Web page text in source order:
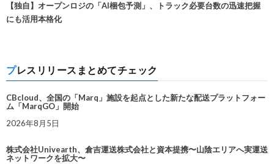
【独自】オープンロジの「AI梱包予測」、トラック必要台数の迅速把握
にも活用本格化
プレスリリースまとめてチェック
CBcloud、全国の「Marq」施設を起点とした新たな配送プラットフォー
ム「MarqGO」開始
2026年8月5日
株式会社Univearth、倉吉運送株式会社と資本提携〜山陰エリアへ実運送
ネットワークを拡大〜